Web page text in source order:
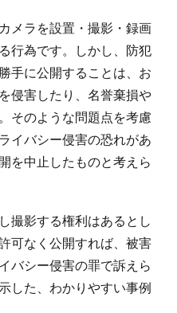
メラを設置・撮影・録画
行為です。しかし、防犯
手に公開することは、お
侵害したり、名誉棄損や
そのような問題点を考慮
イバシー侵害の恐れがあ
を中止したものと考えら
撮影する権利はあるとし
可なく公開すれば、被害
バシー侵害の罪で訴えら
した、わかりやすい事例